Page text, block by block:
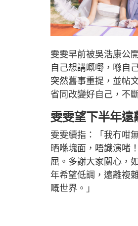
雯雯早前被吳浩康公
自己想講嘅嘢，喺自
突然舊事重提，並帖
省同改變好自己，不
雯雯望下半年遠
雯雯續指：「我冇咁
晒喺塊面，唔識演啫
屈。多謝大家關心，
年希望低調，遠離複
嘅世界。」